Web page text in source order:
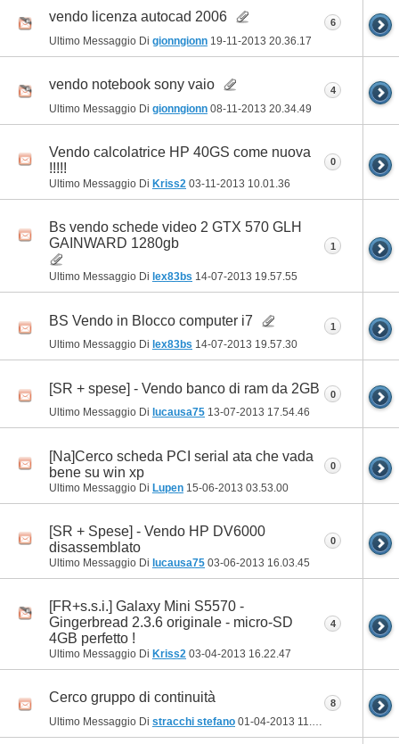
vendo licenza autocad 2006
Ultimo Messaggio Di gionngionn 19-11-2013 20.36.17
6
vendo notebook sony vaio
Ultimo Messaggio Di gionngionn 08-11-2013 20.34.49
4
Vendo calcolatrice HP 40GS come nuova
!!!!!
Ultimo Messaggio Di Kriss2 03-11-2013 10.01.36
0
Bs vendo schede video 2 GTX 570 GLH
GAINWARD 1280gb
Ultimo Messaggio Di lex83bs 14-07-2013 19.57.55
1
BS Vendo in Blocco computer i7
Ultimo Messaggio Di lex83bs 14-07-2013 19.57.30
1
[SR + spese] - Vendo banco di ram da 2GB
Ultimo Messaggio Di lucausa75 13-07-2013 17.54.46
0
[Na]Cerco scheda PCI serial ata che vada
bene su win xp
Ultimo Messaggio Di Lupen 15-06-2013 03.53.00
0
[SR + Spese] - Vendo HP DV6000
disassemblato
Ultimo Messaggio Di lucausa75 03-06-2013 16.03.45
0
[FR+s.s.i.] Galaxy Mini S5570 -
Gingerbread 2.3.6 originale - micro-SD
4GB perfetto !
Ultimo Messaggio Di Kriss2 03-04-2013 16.22.47
4
Cerco gruppo di continuità
Ultimo Messaggio Di stracchi stefano 01-04-2013 11.30.24
8